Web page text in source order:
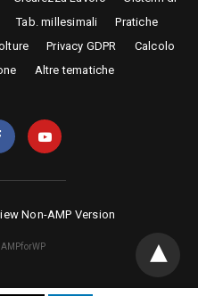
Tab. millesimali
Pratiche
Privacy GDPR
Calcolo
Altre tematiche
Non-AMP Version